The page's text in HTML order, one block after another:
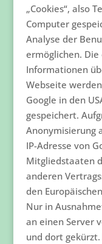
„Cookies“, also
Computer
Analyse der
ermöglichen. Die
Informationen
Webseite
Google in den
gespeichert.
Anonymisierung
IP-Adresse von
Mitgliedstaaten
anderen
den
Nur in
an einen Server
und dort